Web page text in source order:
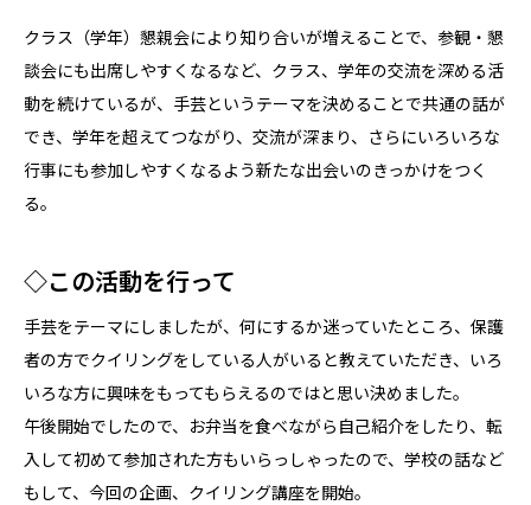
クラス（学年）懇親会により知り合いが増えることで、参観・懇
談会にも出席しやすくなるなど、クラス、学年の交流を深める活
動を続けているが、手芸というテーマを決めることで共通の話が
でき、学年を超えてつながり、交流が深まり、さらにいろいろな
行事にも参加しやすくなるよう新たな出会いのきっかけをつく
る。
◇この活動を行って
手芸をテーマにしましたが、何にするか迷っていたところ、保護
者の方でクイリングをしている人がいると教えていただき、いろ
いろな方に興味をもってもらえるのではと思い決めました。
午後開始でしたので、お弁当を食べながら自己紹介をしたり、転
入して初めて参加された方もいらっしゃったので、学校の話など
もして、今回の企画、クイリング講座を開始。